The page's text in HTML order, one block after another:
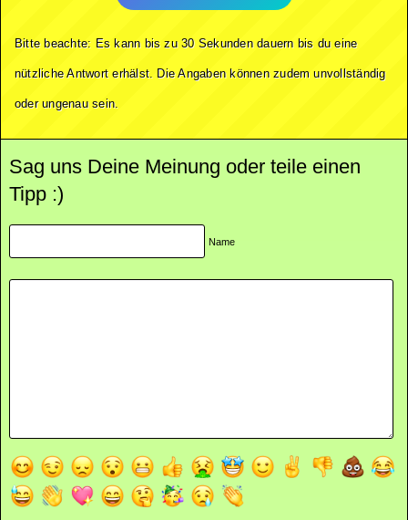
Bitte beachte: Es kann bis zu 30 Sekunden dauern bis du eine
nützliche Antwort erhälst. Die Angaben können zudem unvollständig
oder ungenau sein.
Sag uns Deine Meinung oder teile einen
Tipp :)
Name